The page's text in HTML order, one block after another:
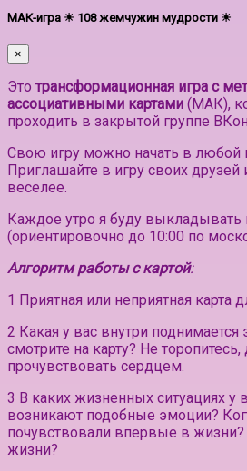
МАК-игра ☀ 108 жемчужин мудрости ☀
×
Это трансформационная игра с
ассоциативными картами (МАК),
проходить в закрытой группе
Свою игру можно начать в любой
Приглашайте в игру своих
веселее.
Каждое утро я буду выкладывать
(ориентировочно до 10:00 по
Алгоритм работы с картой:
1 Приятная или неприятная карта
2 Какая у вас внутри
смотрите на карту? Не
прочувствовать сердцем.
3 В каких жизненных ситуациях у
возникают подобные эмоции?
почувствовали впервые в
жизни?